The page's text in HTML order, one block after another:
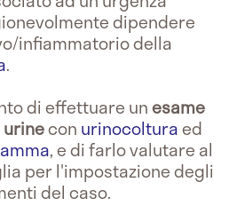
dipendere
infiammatorio della
.
di effettuare unesame
con urinocolturaed
, e di farlo valutare al
per l'impostazione degli
del caso.